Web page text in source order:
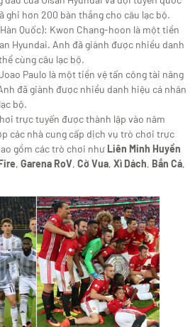
ghi hơn 200 bàn thắng cho câu lạc bộ.
Quốc): Kwon Chang-hoon là một tiền
Hyundai. Anh đã giành được nhiều danh
cùng câu lạc bộ.
Paulo là một tiền vệ tấn công tài năng
đã giành được nhiều danh hiệu cá nhân
bộ.
trực tuyến được thành lập vào năm
các nhà cung cấp dịch vụ trò chơi trực
gồm các trò chơi như Liên Minh Huyền
, Garena RoV, Cờ Vua, Xì Dách, Bắn Cá,